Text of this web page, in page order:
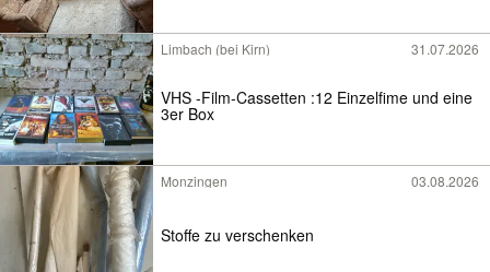
Limbach (bei Kirn) 31.07.2026
VHS -Film-Cassetten :12 Einzelfime und eine
3er Box
Monzingen 03.08.2026
Stoffe zu verschenken